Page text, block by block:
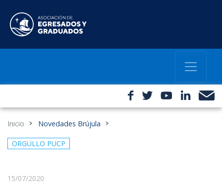
Inicio Novedades Brújula
ORGULLO PUCP
15/07/2020